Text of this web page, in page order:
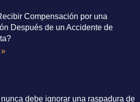
Compensación por una
Después de un Accidente de
debe ignorar una raspadura de